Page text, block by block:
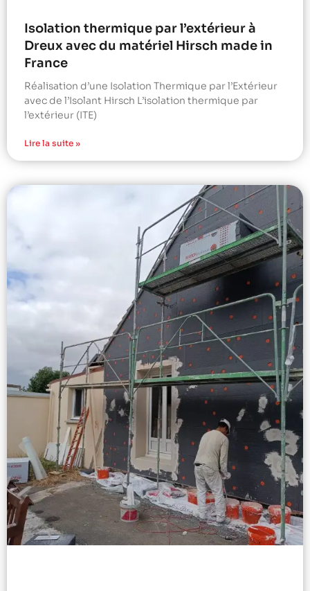
Isolation thermique par l’extérieur à
Dreux avec du matériel Hirsch made in
France
Réalisation d’une Isolation Thermique par l’Extérieur
avec de l’Isolant Hirsch L’isolation thermique par
l’extérieur (ITE)
Lire la suite »